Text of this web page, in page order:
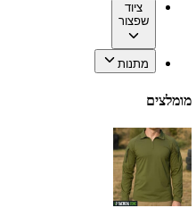
ציוד
שפצור
מתנות
מומלצים